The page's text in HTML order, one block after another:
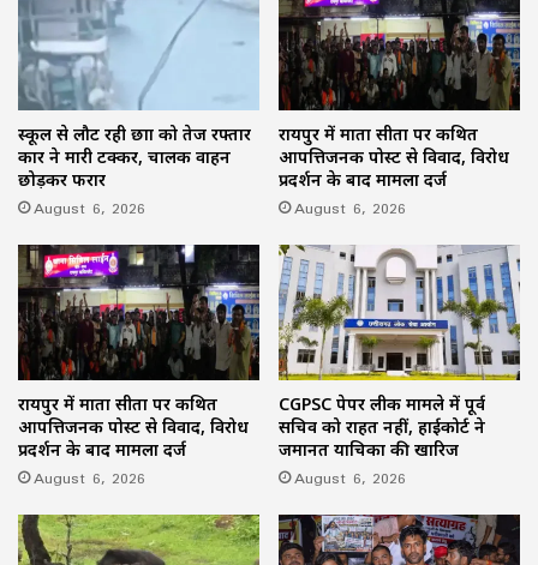
स्कूल से लौट रही छात्रा को तेज रफ्तार
कार ने मारी टक्कर, चालक वाहन
छोड़कर फरार
August 6, 2026
रायपुर में माता सीता पर कथित
आपत्तिजनक पोस्ट से विवाद, विरोध
प्रदर्शन के बाद मामला दर्ज
August 6, 2026
रायपुर में माता सीता पर कथित
आपत्तिजनक पोस्ट से विवाद, विरोध
प्रदर्शन के बाद मामला दर्ज
August 6, 2026
CGPSC पेपर लीक मामले में पूर्व
सचिव को राहत नहीं, हाईकोर्ट ने
जमानत याचिका की खारिज
August 6, 2026